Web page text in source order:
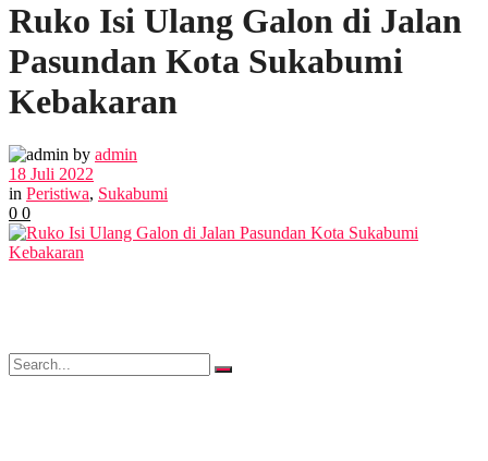
POLITIK
OPINI
Ruko Isi Ulang Galon di Jalan
Pasundan Kota Sukabumi
Kebakaran
by admin
18 Juli 2022
in Peristiwa, Sukabumi
0 0